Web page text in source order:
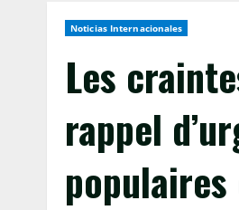
Noticias Internacionales
Les
rappel
populaires